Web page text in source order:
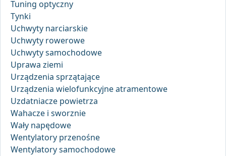
Tuning optyczny
Tynki
Uchwyty narciarskie
Uchwyty rowerowe
Uchwyty samochodowe
Uprawa ziemi
Urządzenia sprzątające
Urządzenia wielofunkcyjne atramentowe
Uzdatniacze powietrza
Wahacze i sworznie
Wały napędowe
Wentylatory przenośne
Wentylatory samochodowe